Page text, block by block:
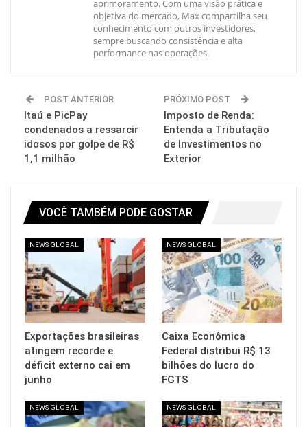
aprimoramento. Com uma visão prática e
objetiva do mercado, Max compartilha seu
conhecimento com outros investidores,
sempre buscando consistência e alta
performance nas operações.
POST ANTERIOR
Itaú e PicPay
condenados a ressarcir
idosos por golpe de R$
1,1 milhão
PRÓXIMO POST
Imposto de Renda:
Entenda a Tributação
de Investimentos no
Exterior
VOCÊ TAMBÉM PODE GOSTAR
NEWS GLOBAL
Exportações brasileiras
atingem recorde e
déficit externo cai em
junho
NEWS GLOBAL
Caixa Econômica
Federal distribui R$ 13
bilhões do lucro do
FGTS
NEWS GLOBAL NEWS GLOBAL